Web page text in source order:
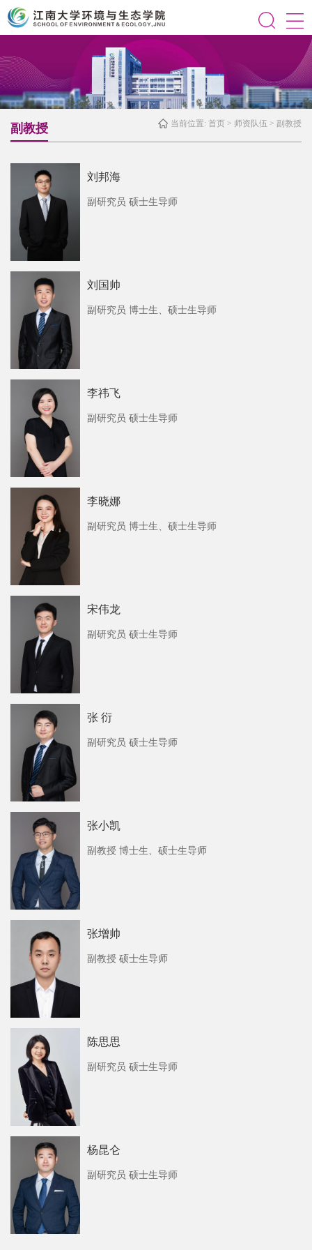
当前位置: 首页 > 师资队伍 > 副教授
副教授
刘邦海
副研究员 硕士生导师
刘国帅
副研究员 博士生、硕士生导师
李祎飞
副研究员 硕士生导师
李晓娜
副研究员 博士生、硕士生导师
宋伟龙
副研究员 硕士生导师
张 衍
副研究员 硕士生导师
张小凯
副教授 博士生、硕士生导师
张增帅
副教授 硕士生导师
陈思思
副研究员 硕士生导师
杨昆仑
副研究员 硕士生导师